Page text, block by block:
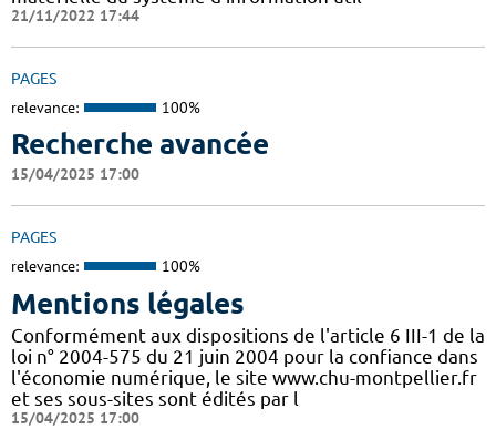
21/11/2022 17:44
PAGES
relevance: 100%
Recherche avancée
15/04/2025 17:00
PAGES
relevance: 100%
Mentions légales
Conformément aux dispositions de l'article 6 III-1 de la
loi n° 2004-575 du 21 juin 2004 pour la confiance dans
l'économie numérique, le site www.chu-montpellier.fr
et ses sous-sites sont édités par l
15/04/2025 17:00